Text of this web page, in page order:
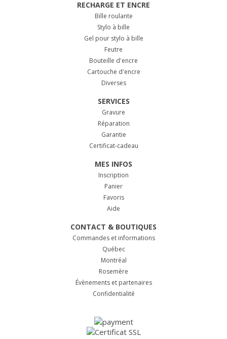
RECHARGE ET ENCRE
Bille roulante
Stylo à bille
Gel pour stylo à bille
Feutre
Bouteille d'encre
Cartouche d'encre
Diverses
SERVICES
Gravure
Réparation
Garantie
Certificat-cadeau
MES INFOS
Inscription
Panier
Favoris
Aide
CONTACT & BOUTIQUES
Commandes et informations
Québec
Montréal
Rosemère
Évènements et partenaires
Confidentialité